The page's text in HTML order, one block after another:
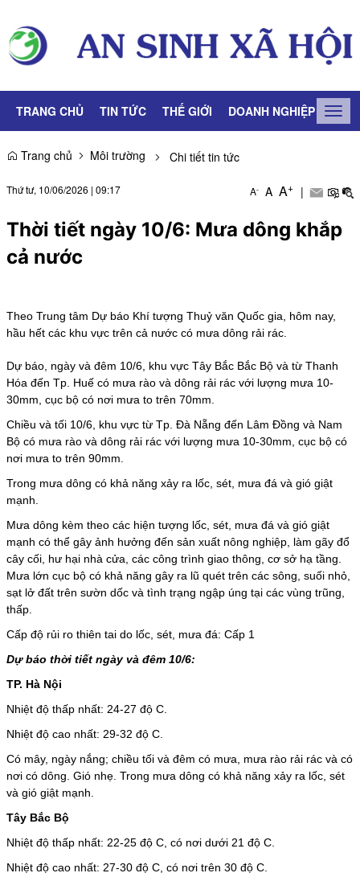
TRANG CHỦ TIN TỨC THẾ GIỚI DOANH NGHIỆP LAO
Trang chủ
Môi trường Chi tiết tin tức
Thứ tư, 10/06/2026 | 09:17 A- A A+ |
Thời tiết ngày 10/6: Mưa dông khắp
cả nước
Theo Trung tâm Dự báo Khí tượng Thuỷ văn Quốc gia, hôm nay,
hầu hết các khu vực trên cả nước có mưa dông rải rác.
Dự báo, ngày và đêm 10/6, khu vực Tây Bắc Bắc Bộ và từ Thanh
Hóa đến Tp. Huế có mưa rào và dông rải rác với lượng mưa 10-
30mm, cục bộ có nơi mưa to trên 70mm.
Chiều và tối 10/6, khu vực từ Tp. Đà Nẵng đến Lâm Đồng và Nam
Bộ có mưa rào và dông rải rác với lượng mưa 10-30mm, cục bộ có
nơi mưa to trên 90mm.
Trong mưa dông có khả năng xảy ra lốc, sét, mưa đá và gió giật
mạnh.
Mưa dông kèm theo các hiện tượng lốc, sét, mưa đá và gió giật
mạnh có thể gây ảnh hưởng đến sản xuất nông nghiệp, làm gãy đổ
cây cối, hư hại nhà cửa, các công trình giao thông, cơ sở hạ tầng.
Mưa lớn cục bộ có khả năng gây ra lũ quét trên các sông, suối nhỏ,
sạt lở đất trên sườn dốc và tình trạng ngập úng tại các vùng trũng,
thấp.
Cấp độ rủi ro thiên tai do lốc, sét, mưa đá: Cấp 1
Dự báo thời tiết ngày và đêm 10/6:
TP. Hà Nội
Nhiệt độ thấp nhất: 24-27 độ C.
Nhiệt độ cao nhất: 29-32 độ C.
Có mây, ngày nắng; chiều tối và đêm có mưa, mưa rào rải rác và có
nơi có dông. Gió nhẹ. Trong mưa dông có khả năng xảy ra lốc, sét
và gió giật mạnh.
Tây Bắc Bộ
Nhiệt độ thấp nhất: 22-25 độ C, có nơi dưới 21 độ C.
Nhiệt độ cao nhất: 27-30 độ C, có nơi trên 30 độ C.